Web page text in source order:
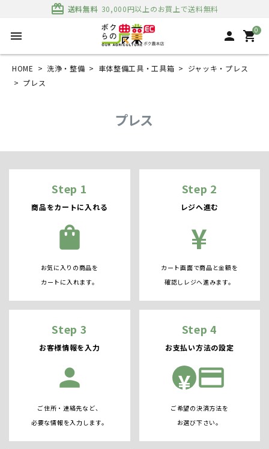
card_giftcard 送料無料 30,000円以上のお買上で送料無料
menu person 0
shopping_cart
HOME 洗浄・整備 車体整備工具・工具箱
ジャッキ・プレス
プレス
プレス
Step 1
商品をカートに入れる
shopping_bag
お気に入りの商品を
カートに入れます。
Step 2
レジへ進む
¥
カート画面で商品と金額を
確認しレジへ進みます。
Step 3
お客様情報を入力
person
ご住所・連絡先など、
必要な情報を入力します。
Step 4
お支払い方法の設定
¥ credit_card
ご希望の決済方法を
お選び下さい。